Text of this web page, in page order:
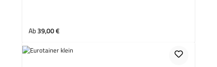
Regulärer Preis:
Ab39,00 €